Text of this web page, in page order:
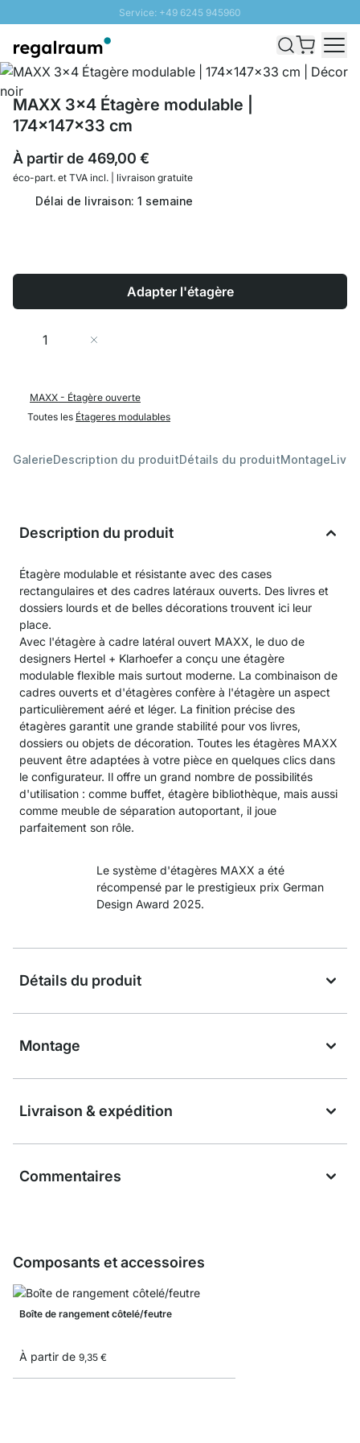
Service: +49 6245 945960
Livraison rapide - Livraison gratuite dès 100€
Retour 100 jours
MAXX 3x4 Étagère modulable |
174x147x33 cm
À partir de 469,00 €
éco-part. et TVA incl. | livraison gratuite
Délai de livraison: 1 semaine
Adapter l'étagère
Quantité
MAXX - Étagère ouverte
Toutes les Étageres modulables
GalerieDescription du produitDétails du produitMontage
Description du produit
Étagère modulable et résistante avec des cases
rectangulaires et des cadres latéraux ouverts. Des livres et
dossiers lourds et de belles décorations trouvent ici leur
place.
Avec l'étagère à cadre latéral ouvert MAXX, le duo de
designers Hertel + Klarhoefer a conçu une étagère
modulable flexible mais surtout moderne. La combinaison de
cadres ouverts et d'étagères confère à l'étagère un aspect
particulièrement aéré et léger. La finition précise des
étagères garantit une grande stabilité pour vos livres,
dossiers ou objets de décoration. Toutes les étagères MAXX
peuvent être adaptées à votre pièce en quelques clics dans
le configurateur. Il offre un grand nombre de possibilités
d'utilisation : comme buffet, étagère bibliothèque, mais aussi
comme meuble de séparation autoportant, il joue
parfaitement son rôle.
Le système d'étagères MAXX a été
récompensé par le prestigieux prix German
Design Award 2025.
Détails du produit
Montage
Livraison & expédition
Commentaires
Composants et accessoires
Boîte de rangement côtelé/feutre
À partir de 9,35 €